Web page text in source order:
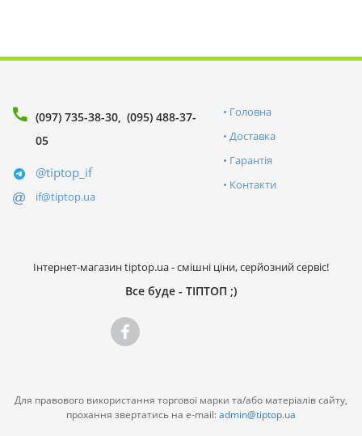
(097) 735-38-30 (095) 488-37-
05
@tiptop_if
if@tiptop.ua
Головна
Доставка
Гарантія
Контакти
Інтернет-магазин tiptop.ua - смішні ціни, серйозний сервіс!
Все буде - ТІПТОП ;)
Для правового використання торгової марки та/або матеріалів сайту,
прохання звертатись на e-mail:admin@tiptop.ua